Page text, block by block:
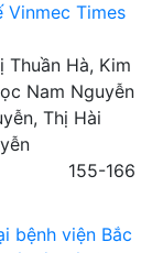
Times
Thuần Hà, Kim
Nam Nguyễn
Thị Hài
155-166
bệnh viện Bắc